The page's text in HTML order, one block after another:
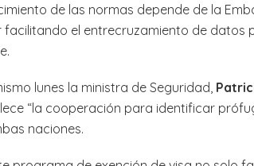
de las normas depende de la
el entrecruzamiento de datos
lunes la ministra de Seguridad,
“la cooperación para identificar
naciones.